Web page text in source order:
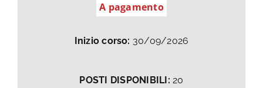
A pagamento
Inizio corso: 30/09/2026
POSTI DISPONIBILI:20